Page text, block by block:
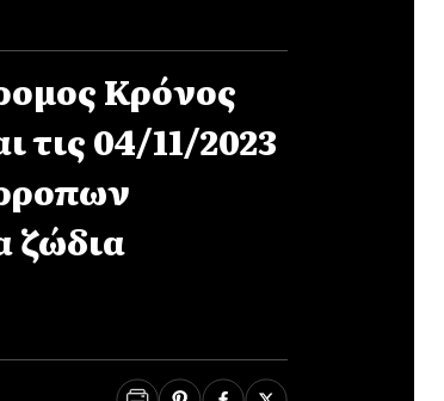
Κρόνος
τις 04/11/2023
ζώδια